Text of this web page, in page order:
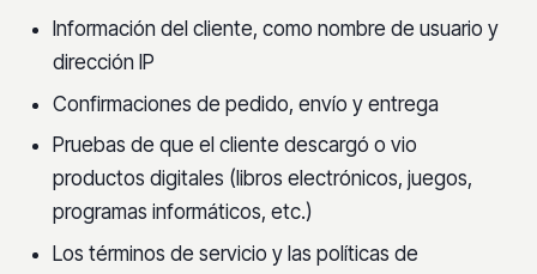
Información del cliente, como nombre de usuario y
dirección IP
Confirmaciones de pedido, envío y entrega
Pruebas de que el cliente descargó o vio
productos digitales (libros electrónicos, juegos,
programas informáticos, etc.)
Los términos de servicio y las políticas de